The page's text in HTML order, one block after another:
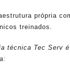
própria
treinados.
técnica Tec Serv